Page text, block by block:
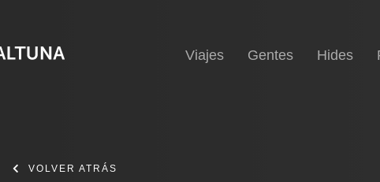
Viajes Gentes Hides
VOLVER ATRÁS